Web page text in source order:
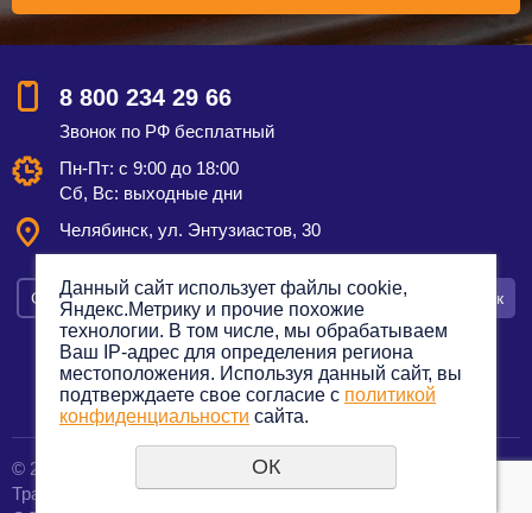
8 800 234 29 66
Звонок по РФ бесплатный
Пн-Пт: с 9:00 до 18:00
Сб, Вс: выходные дни
Челябинск, ул. Энтузиастов, 30
Смотреть на карте Оставить заявку Заказать звонок
Политика конфиденциальности
© 2012—2023. Все права защищены.
Транспортная компания по грузоперевозкам
Данный сайт использует файлы cookie,
Яндекс.Метрику и прочие похожие
технологии. В том числе, мы обрабатываем
Ваш IP-адрес для определения региона
местоположения. Используя данный сайт, вы
подтверждаете свое согласие с политикой
конфиденциальности сайта.
ОК